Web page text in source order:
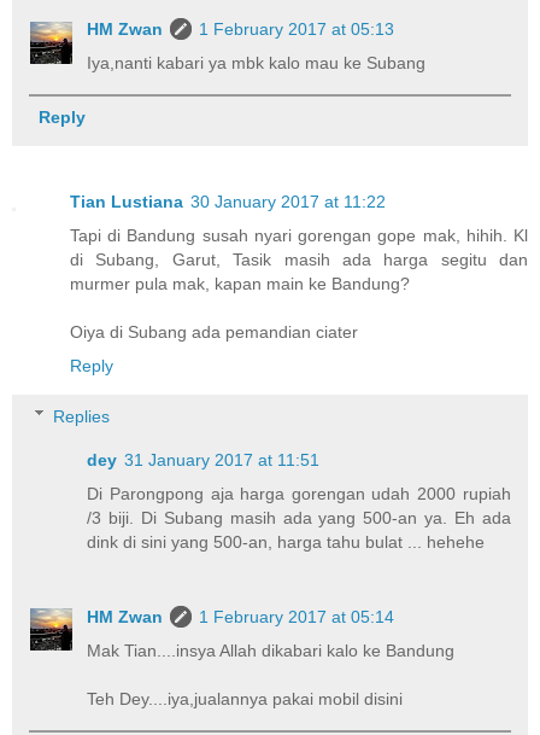
HM Zwan
1 February 2017 at 05:13
Iya,nanti kabari ya mbk kalo mau ke Subang
Reply
Tian Lustiana 30 January 2017 at 11:22
Tapi di Bandung susah nyari gorengan gope mak, hihih. Kl
di Subang, Garut, Tasik masih ada harga segitu dan
murmer pula mak, kapan main ke Bandung?
Oiya di Subang ada pemandian ciater
Reply
Replies
dey 31 January 2017 at 11:51
Di Parongpong aja harga gorengan udah 2000 rupiah
/3 biji. Di Subang masih ada yang 500-an ya. Eh ada
dink di sini yang 500-an, harga tahu bulat ... hehehe
HM Zwan
1 February 2017 at 05:14
Mak Tian....insya Allah dikabari kalo ke Bandung
Teh Dey....iya,jualannya pakai mobil disini